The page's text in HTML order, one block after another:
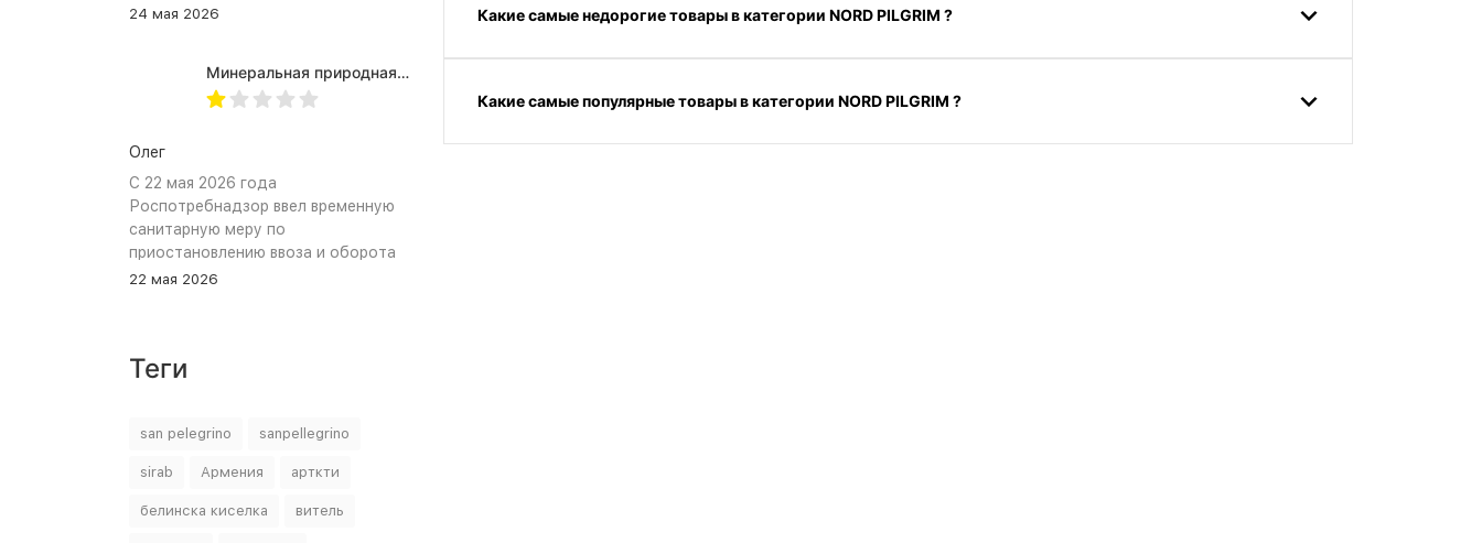
Какие самые недорогие товары в категории NORD PILGRIM ?
Какие самые популярные товары в категории NORD PILGRIM ?
хорошо идёт и холодной, и
подходит. Это, наверное, главный
показатель.
24 мая 2026
Минеральная природная вода Jermuk / Джермук газированная, Пэт (1,0л*6шт)
Олег
С 22 мая 2026 года
Роспотребнадзор ввел временную
санитарную меру по
приостановлению ввоза и оборота
на территории Российской
вода «Джермук», изготовитель
информации, указанной в
нарушением требований пункта 10
раздела 3 ТР ЕАЭС 044/2017 «О
22 мая 2026
Теги
san pelegrino sanpellegrino
sirab Армения арткти
белинска киселка витель